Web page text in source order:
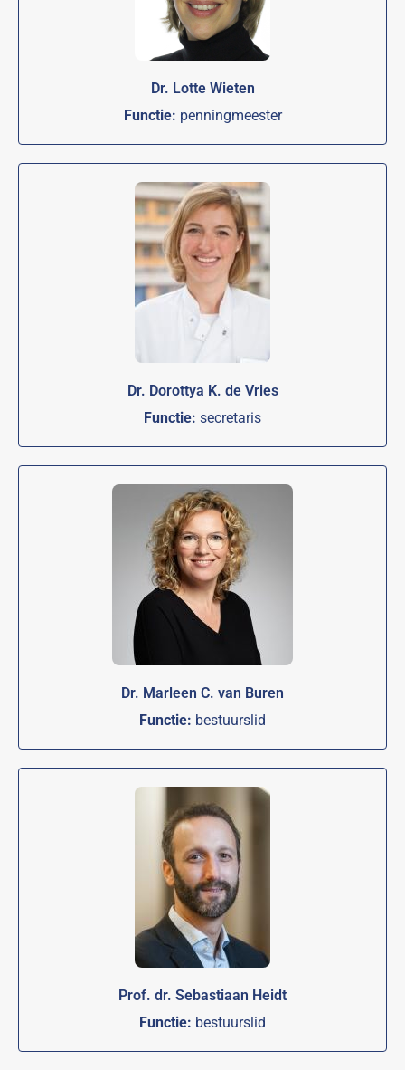
Dr. Lotte Wieten
Functie: penningmeester
Dr. Dorottya K. de Vries
Functie: secretaris
Dr. Marleen C. van Buren
Functie: bestuurslid
Prof. dr. Sebastiaan Heidt
Functie: bestuurslid